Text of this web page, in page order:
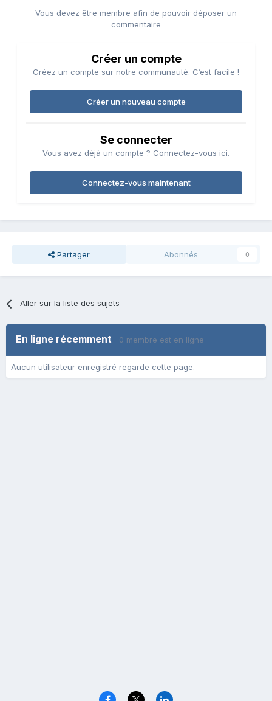
Vous devez être membre afin de pouvoir déposer un
commentaire
Créer un compte
Créez un compte sur notre communauté. C’est facile !
Créer un nouveau compte
Se connecter
Vous avez déjà un compte ? Connectez-vous ici.
Connectez-vous maintenant
Partager Abonnés 0
Aller sur la liste des sujets
En ligne récemment 0 membre est en ligne
Aucun utilisateur enregistré regarde cette page.